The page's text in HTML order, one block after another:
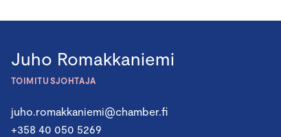
Juho Romakkaniemi
TOIMITUSJOHTAJA
juho.romakkaniemi@chamber.fi
+358 40 050 5269